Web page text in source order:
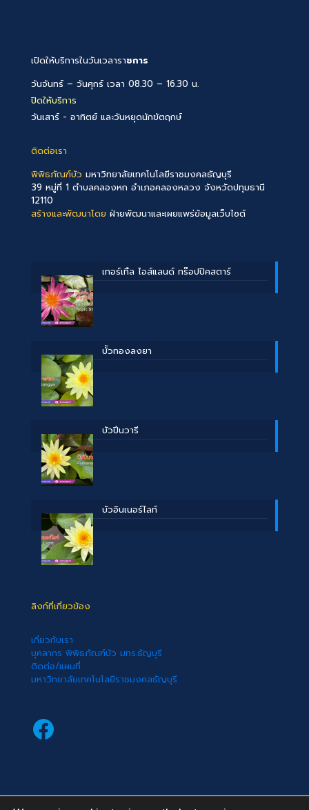
เปิดให้บริการในวันเวลาราชการ
วันจันทร์ – วันศุกร์ เวลา 08.30 – 16.30 น.
ปิดให้บริการ
วันเสาร์ - อาทิตย์ และวันหยุดนักขัตฤกษ์
ติดต่อเรา
พิพิธภัณฑ์บัว มหาวิทยาลัยเทคโนโลยีราชมงคลธัญบุรี
39 หมู่ที่ 1 ตำบลคลองหก อำเภอคลองหลวง จังหวัดปทุมธานี
12110
สร้างและพัฒนาโดย ฝ่ายพัฒนาและเผยแพร่ข้อมูลเว็บไซต์
เทอร์เทิ้ล ไอส์แลนด์ ทร๊อปปิคสตาร์
บััวทองลงยา
บัวปิ่นวารี
บัวอินเนอร์ไลท์
ลิงก์ที่เกี่ยวข้อง
เกี่ยวกับเรา
บุคลากร พิพิธภัณฑ์บัว มทร.ธัญบุรี
ติดต่อ/แผนที่
มหาวิทยาลัยเทคโนโลยีราชมงคลธัญบุรี
Facebook